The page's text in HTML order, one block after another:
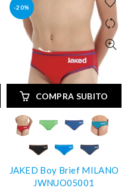
-20%
COMPRA SUBITO
JAKED Boy Brief MILANO
JWNUO05001